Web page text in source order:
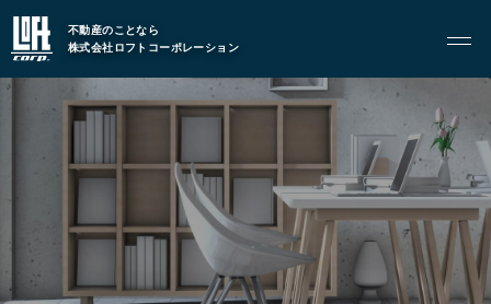
不動産のことなら
株式会社ロフトコーポレーション
GARAGE APART ガレージアパート
G BASE
G CRAFT
ABOUT 私たちについて